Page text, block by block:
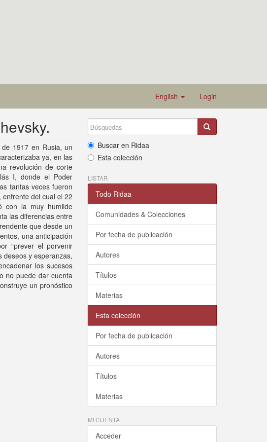
English Login
1917 en Rusia, un
ya, en las
revolución de corte
I, donde el Poder
tantas veces fueron
del cual el 22
con la muy humilde
las diferencias entre
que desde un
una anticipación
“prever el porvenir
deseos y esperanzas,
los sucesos
no puede dar cuenta
un pronóstico
Buscar en Ridaa
Esta colección
LISTAR
Todo Ridaa
Comunidades & Colecciones
Por fecha de publicación
Autores
Títulos
Materias
Esta colección
Por fecha de publicación
Autores
Títulos
Materias
MI CUENTA
Acceder